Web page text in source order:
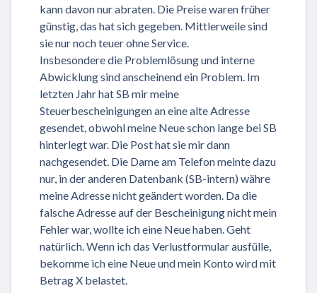
kann davon nur abraten. Die Preise waren früher
günstig, das hat sich gegeben. Mittlerweile sind
sie nur noch teuer ohne Service.
Insbesondere die Problemlösung und interne
Abwicklung sind anscheinend ein Problem. Im
letzten Jahr hat SB mir meine
Steuerbescheinigungen an eine alte Adresse
gesendet, obwohl meine Neue schon lange bei SB
hinterlegt war. Die Post hat sie mir dann
nachgesendet. Die Dame am Telefon meinte dazu
nur, in der anderen Datenbank (SB-intern) währe
meine Adresse nicht geändert worden. Da die
falsche Adresse auf der Bescheinigung nicht mein
Fehler war, wollte ich eine Neue haben. Geht
natürlich. Wenn ich das Verlustformular ausfülle,
bekomme ich eine Neue und mein Konto wird mit
Betrag X belastet.